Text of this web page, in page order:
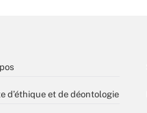
d’éthique et de déontologie